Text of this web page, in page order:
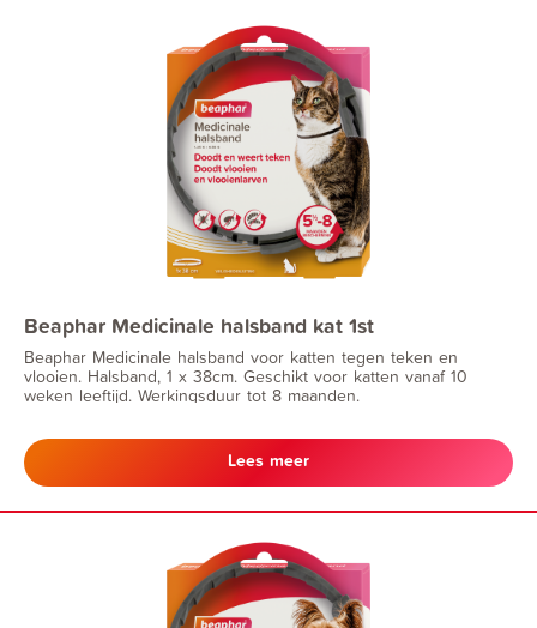
Beaphar Medicinale halsband kat 1st
Beaphar Medicinale halsband voor katten tegen teken en
vlooien. Halsband, 1 x 38cm. Geschikt voor katten vanaf 10
weken leeftijd. Werkingsduur tot 8 maanden.
Lees meer